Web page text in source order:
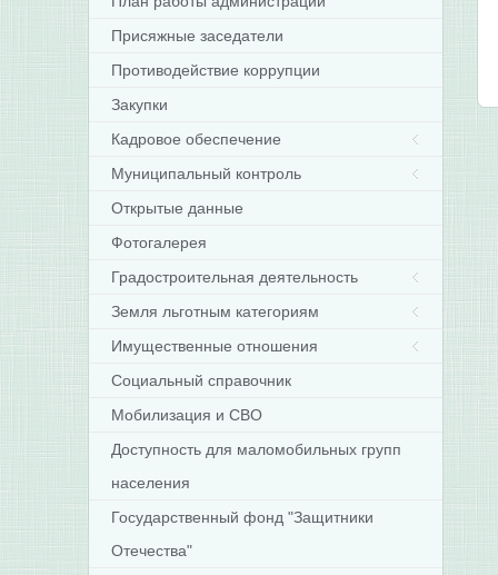
Присяжные заседатели
Противодействие коррупции
Закупки
Кадровое обеспечение
Муниципальный контроль
Открытые данные
Фотогалерея
Градостроительная деятельность
Земля льготным категориям
Имущественные отношения
Социальный справочник
Мобилизация и СВО
Доступность для маломобильных групп
населения
Государственный фонд "Защитники
Отечества"